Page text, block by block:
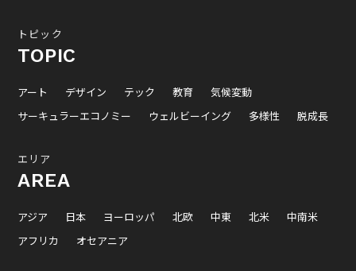
トピック
TOPIC
アート デザイン テック 教育
気候変動
サーキュラーエコノミー
ウェルビーイング 多様性 脱成長
エリア
AREA
アジア 日本 ヨーロッパ 北欧 中東 北米
中南米
アフリカ
オセアニア